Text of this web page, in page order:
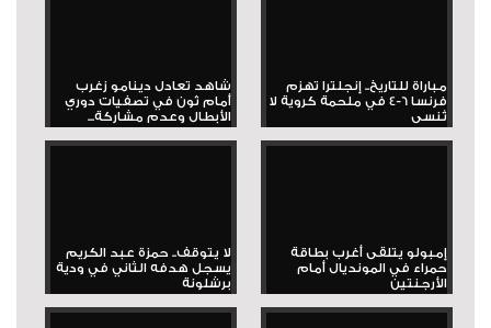
مباراة للتاريخ.. إنجلترا تهزم
فرنسا 6-4 في ملحمة كروية لا
تُنسى
شاهد تعادل دينامو زغرب
أمام ثون في تصفيات دوري
الأبطال وعدم مشاركة...
إمبولو يتلقى أغرب بطاقة
حمراء في المونديال أمام
الأرجنتين
لا يتوقف.. حمزة عبد الكريم
يسجل هدفه الثاني في ودية
برشلونة